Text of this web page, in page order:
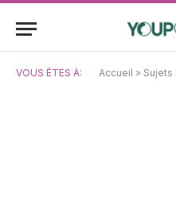
VOUS ÊTES À: Accueil » Sujets